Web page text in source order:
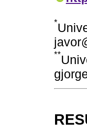
*
**